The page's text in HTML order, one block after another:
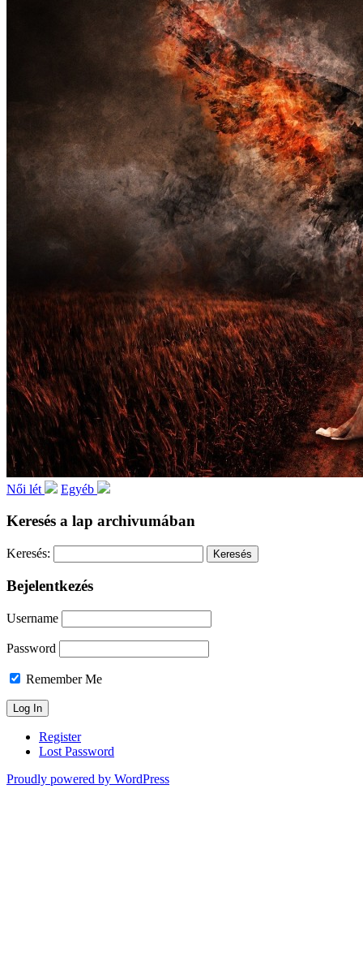
Női lét Egyéb
Keresés a lap archivumában
Keresés:
Bejelentkezés
Username
Password
Remember Me
Register
Lost Password
Proudly powered by WordPress